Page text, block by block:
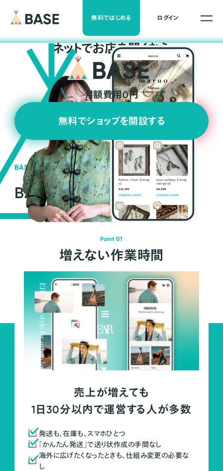
無料ではじめる ログイン
ネットでお店を開くなら
月額費用0円
無料でショップを開設する
BASEの強み
BASEが強い3つの理由
Point 01
増えない作業時間
売上が増えても
1日30分以内で運営する人が多数
発送も、在庫も、スマホひとつ
「かんたん発送」で送り状作成の手間なし
海外に広げたくなったときも、仕組み変更の必要な
し